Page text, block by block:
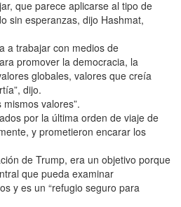
que parece aplicarse al tipo de
sin esperanzas, dijo Hashmat,
a trabajar con medios de
promover la democracia, la
globales, valores que creía
dijo.
valores”.
por la última orden de viaje de
y prometieron encarar los
de Trump, era un objetivo porque
que pueda examinar
y es un “refugio seguro para